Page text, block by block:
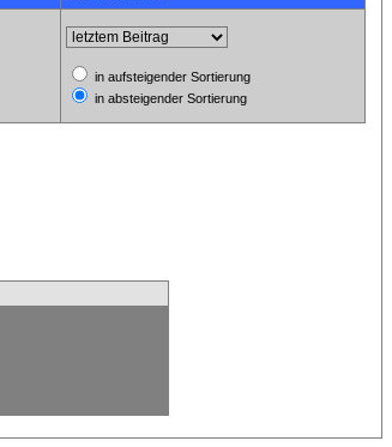
in aufsteigender Sortierung
in absteigender Sortierung